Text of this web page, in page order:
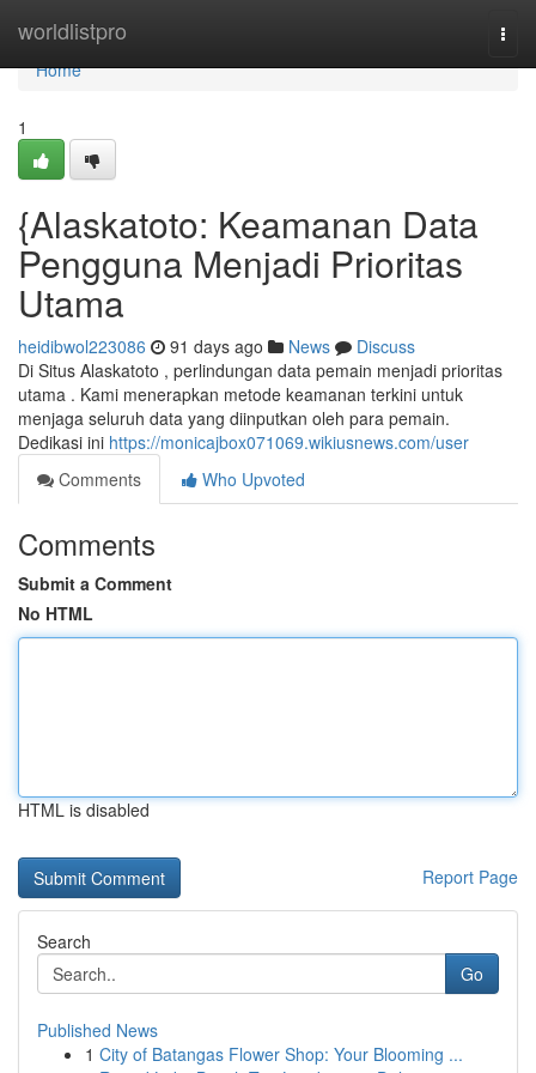
worldlistpro
Home
Home
1
{Alaskatoto: Keamanan Data
Pengguna Menjadi Prioritas
Utama
heidibwol223086 91 days ago News
Discuss
Di Situs Alaskatoto , perlindungan data pemain menjadi prioritas
utama . Kami menerapkan metode keamanan terkini untuk
menjaga seluruh data yang diinputkan oleh para pemain.
Dedikasi ini https://monicajbox071069.wikiusnews.com/user
Comments
Who Upvoted
Comments
Submit a Comment
No HTML
HTML is disabled
Report Page
Search
Go
Published News
1 City of Batangas Flower Shop: Your Blooming ...